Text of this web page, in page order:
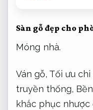
Sàn gỗ đẹp cho
Móng nhà.
Ván gỗ, Tối ưu chi
truyền thống,
khắc phục nhược